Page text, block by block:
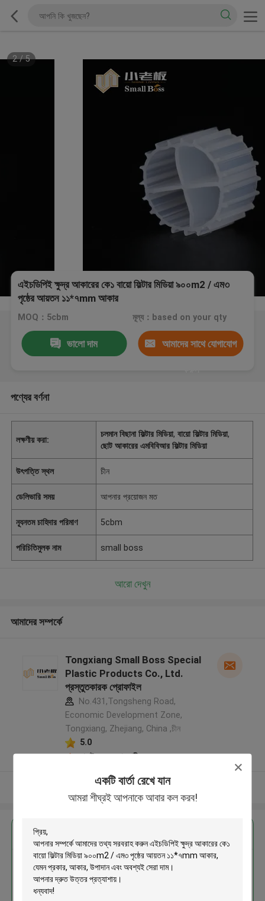
একটি বার্তা রেখে যান
আমরা শীঘ্রই আপনাকে আবার কল করব!
2/5
এইচডিপিই ক্ষুদ্র আকারের কে১ বায়ো ফিল্টার মিডিয়া ৯০০m2 / এম৩
পৃষ্ঠের আয়তন ১১*৭mm আকার
MOQ：5cbm মূল্য：based on your qty
ভালো দাম আমাদের সাথে যোগাযোগ
পণ্যের বর্ণনা
লক্ষণীয় করা:
চলমান বিছানা ফিল্টার মিডিয়া,বায়ো ফিল্টার মিডিয়া,
ছোট আকারের এমবিবিআর ফিল্টার মিডিয়া
উৎপত্তি স্থল চীন
ডেলিভারি সময় আপনার প্রয়োজন মত
ন্যূনতম চাহিদার পরিমাণ 5cbm
পরিচিতিমুলক নাম small boss
আরো দেখুন
আমাদের সম্পর্কে
Tongxiang Small Boss Special
Plastic Products Co., Ltd.
প্রস্তুতকারক প্রোফাইল
No.431,Tongsheng Road,
Economic Development Zone,
Tongxiang, Zhejiang, China ,চীন
5.0
যাচাইকৃত সরবরাহকারী
আরো দেখুন
এইচডিপিই ক্ষুদ্র আকারের কে১ বায়ো ফিল্টার
মিডিয়া ৯০০m2 / এম৩ পৃষ্ঠের আয়তন